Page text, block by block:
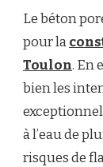
Le béton
pour la
Toulon. En
bien les
à l’eau de
risques de